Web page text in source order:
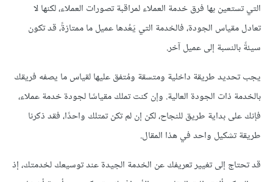
التي تستعين بها فرق خدمة العملاء لمراقبة تصورات العملاء، لكنها لا
تعادل مقياس الجودة، فالخدمة التي يَعُدها عميل ما ممتازةً، قد تكون
سيئةً بالنسبة إلى عميل آخر.
يجب تحديد طريقة داخلية ومتسقة ومُتفق عليها لقياس ما يصفه فريقك
بالخدمة ذات الجودة العالية. وإن كنت تملك مقياسًا لجودة خدمة عملاء،
فإنك على بداية طريق للنجاح، لكن إن لم تكن تمتلك واحدًا، فقد ذكرنا
طريقة تشكيل واحد في هذا المقال.
قد تحتاج إلى تغيير تعريفك عن الخدمة الجيدة عند توسيعك لخدمتك، إذ